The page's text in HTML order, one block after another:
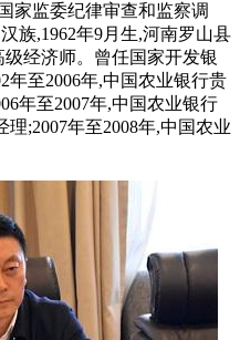
家监委纪律审查和监察调
族,1962年9月生,河南罗山县
经济师。曾任国家开发银
年至2006年,中国农业银行贵
年至2007年,中国农业银行
;2007年至2008年,中国农业